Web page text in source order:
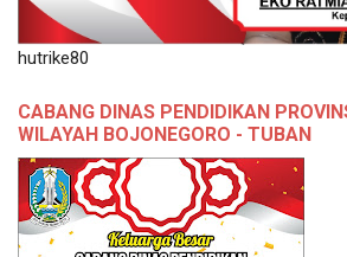
hutrike80
CABANG DINAS PENDIDIKAN
WILAYAH BOJONEGORO - TUBAN